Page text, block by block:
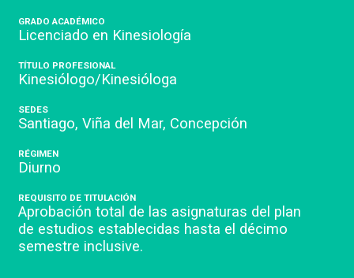
GRADO ACADÉMICO
Licenciado en Kinesiología
TÍTULO PROFESIONAL
Kinesiólogo/Kinesióloga
SEDES
Santiago, Viña del Mar, Concepción
RÉGIMEN
Diurno
REQUISITO DE TITULACIÓN
Aprobación total de las asignaturas del plan
de estudios establecidas hasta el décimo
semestre inclusive.